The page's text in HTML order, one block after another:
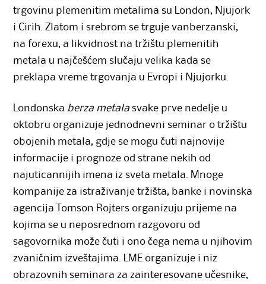
trgovinu plemenitim metalima su London, Njujork
i Cirih. Zlatom i srebrom se trguje vanberzanski,
na forexu, a likvidnost na tržištu plemenitih
metala u najčešćem slučaju velika kada se
preklapa vreme trgovanja u Evropi i Njujorku.
Londonska berza metala svake prve nedelje u
oktobru organizuje jednodnevni seminar o tržištu
obojenih metala, gdje se mogu čuti najnovije
informacije i prognoze od strane nekih od
najuticannijih imena iz sveta metala. Mnoge
kompanije za istraživanje tržišta, banke i novinska
agencija Tomson Rojters organizuju prijeme na
kojima se u neposrednom razgovoru od
sagovornika može čuti i ono čega nema u njihovim
zvaničnim izveštajima. LME organizuje i niz
obrazovnih seminara za zainteresovane učesnike,